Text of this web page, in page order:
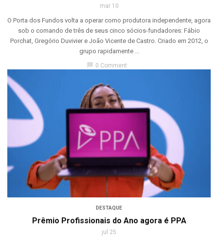
mar 10
O Porta dos Fundos volta a operar como produtora independente, agora
sob o comando de três de seus cinco sócios-fundadores: Fábio
Porchat, Gregório Duvivier e João Vicente de Castro. Criado em 2012, o
grupo rapidamente ...
chat_bubble 0 Comment
DESTAQUE
Prêmio Profissionais do Ano agora é PPA
jul 25